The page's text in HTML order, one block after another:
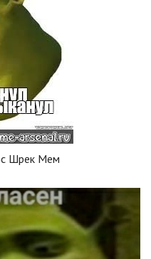
Шрек Мем